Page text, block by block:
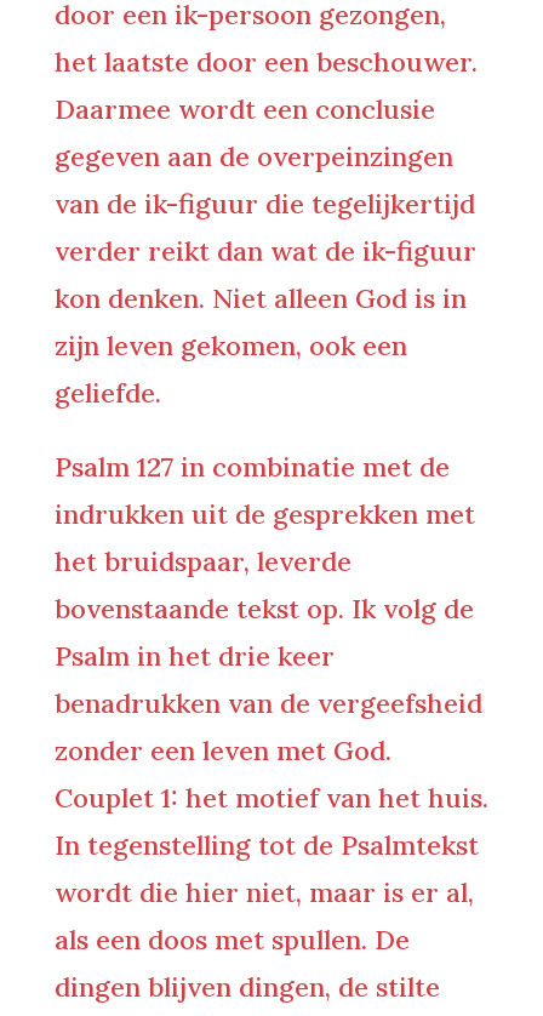
door een ik-persoon gezongen,
het laatste door een beschouwer.
Daarmee wordt een conclusie
gegeven aan de overpeinzingen
van de ik-figuur die tegelijkertijd
verder reikt dan wat de ik-figuur
kon denken. Niet alleen God is in
zijn leven gekomen, ook een
geliefde.
Psalm 127 in combinatie met de
indrukken uit de gesprekken met
het bruidspaar, leverde
bovenstaande tekst op. Ik volg de
Psalm in het drie keer
benadrukken van de vergeefsheid
zonder een leven met God.
Couplet 1: het motief van het huis.
In tegenstelling tot de Psalmtekst
wordt die hier niet, maar is er al,
als een doos met spullen. De
dingen blijven dingen, de stilte